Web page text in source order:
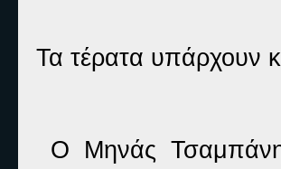
Τα τέρατα υπάρχουν
Ο Μηνάς